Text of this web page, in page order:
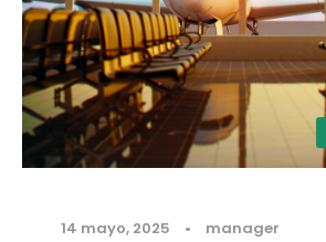
14 mayo, 2025 • manager